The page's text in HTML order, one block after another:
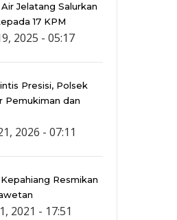
Jelatang Salurkan
17 KPM
2025 - 05:17
Presisi, Polsek
Pemukiman dan
2026 - 07:11
Resmikan
2021 - 17:51